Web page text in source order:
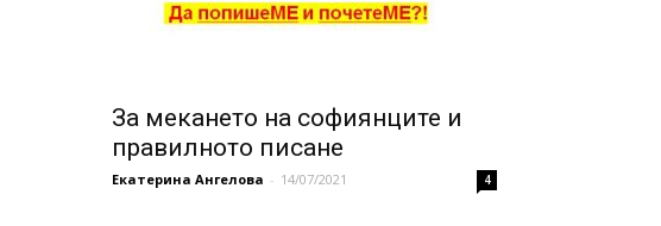
За мекането на софиянците и
правилното писане
Екатерина Ангелова - 14/07/2021 4